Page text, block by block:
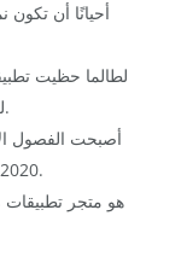
أحيانًا أن تكون
لطالما حظيت
لكنها عززت شعبيتها بشكل كبير أثناء الوباء.
أصبحت الفصول
2020، ولا حدود للكمال في مثل هذه التطبيقات.